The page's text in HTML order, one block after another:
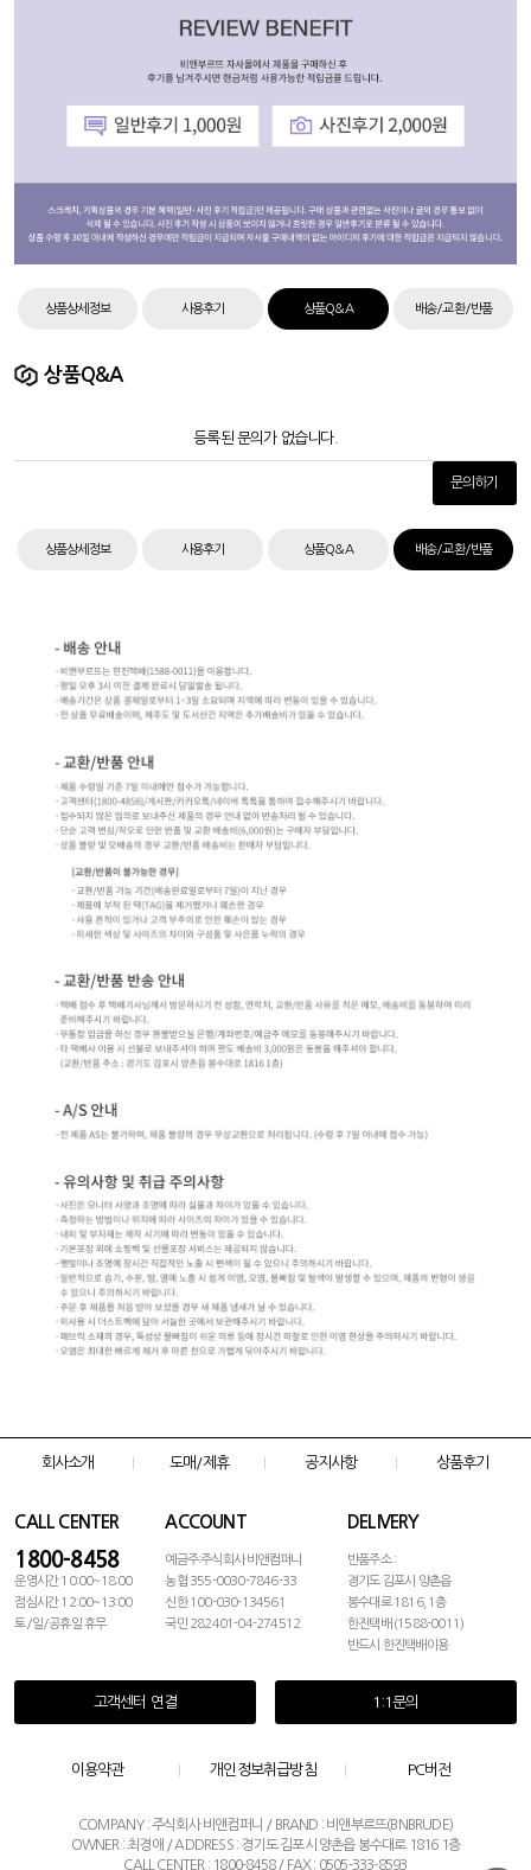
상품상세정보 사용후기 상품Q&A 배송/교환/반품
상품Q&A
등록된 문의가 없습니다.
문의하기
상품상세정보 사용후기 상품Q&A 배송/교환/반품
회사소개 도매/제휴 공지사항 상품후기
CALL CENTER
1800-8458
운영시간 10:00~18:00
점심시간 12:00~13:00
토/일/공휴일 휴무
ACCOUNT
예금주:주식회사 비앤컴퍼니
농협 355-0030-7846-33
신한 100-030-134561
국민 282401-04-274512
DELIVERY
반품주소 :
경기도 김포시 양촌읍
봉수대로 1816, 1층
한진택배 (1588-0011)
반드시 한진택배이용
고객센터 연결 1:1문의
이용약관 개인정보취급방침 PC버전
COMPANY : 주식회사 비앤컴퍼니 / BRAND : 비앤부르뜨(BNBRUDE)
OWNER : 최경애 / ADDRESS : 경기도 김포시 양촌읍 봉수대로 1816 1층
CALL CENTER : 1800-8458 / FAX : 0505-333-8593